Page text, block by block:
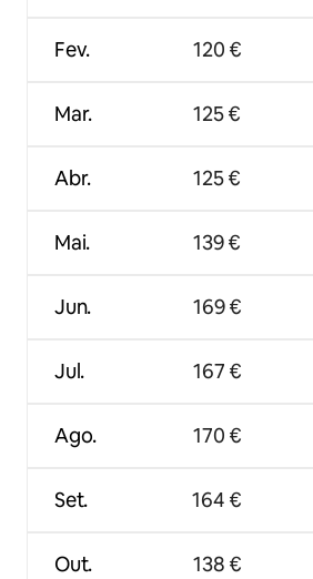
Fev.
Mar.
Abr.
Mai.
Jun.
Jul.
Ago.
Set.
Out.
120 €
125 €
125 €
139 €
169 €
167 €
170 €
164 €
138 €